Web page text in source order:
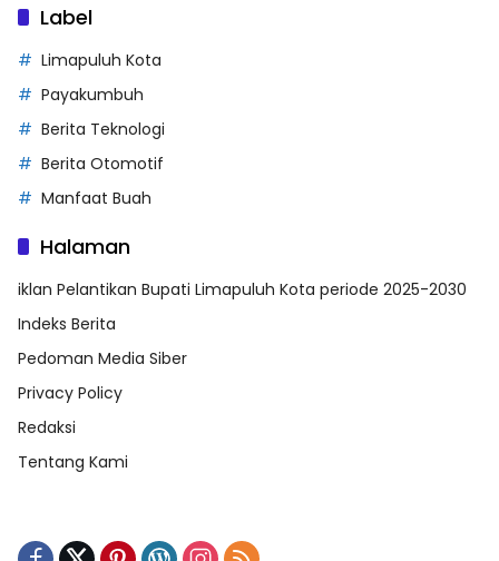
Label
Limapuluh Kota
Payakumbuh
Berita Teknologi
Berita Otomotif
Manfaat Buah
Halaman
iklan Pelantikan Bupati Limapuluh Kota periode 2025-2030
Indeks Berita
Pedoman Media Siber
Privacy Policy
Redaksi
Tentang Kami